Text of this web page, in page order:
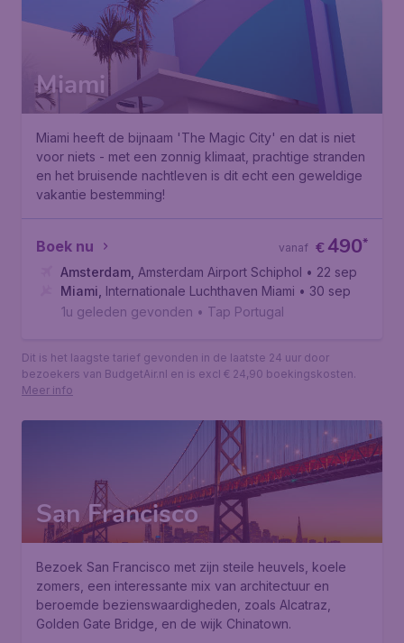
Miami
Miami heeft de bijnaam 'The Magic City' en dat is niet
voor niets - met een zonnig klimaat, prachtige stranden
en het bruisende nachtleven is dit echt een geweldige
vakantie bestemming!
Boek nu €490*
vanaf
Amsterdam Amsterdam Airport Schiphol • 22 sep
Miami Internationale Luchthaven Miami • 30 sep
1u geleden gevonden • Tap Portugal
Dit is het laagste tarief gevonden in de laatste 24 uur door
bezoekers van BudgetAir.nl en is excl € 24,90 boekingskosten.
Meer info
San Francisco
Bezoek San Francisco met zijn steile heuvels, koele
zomers, een interessante mix van architectuur en
beroemde bezienswaardigheden, zoals Alcatraz,
Golden Gate Bridge, en de wijk Chinatown.